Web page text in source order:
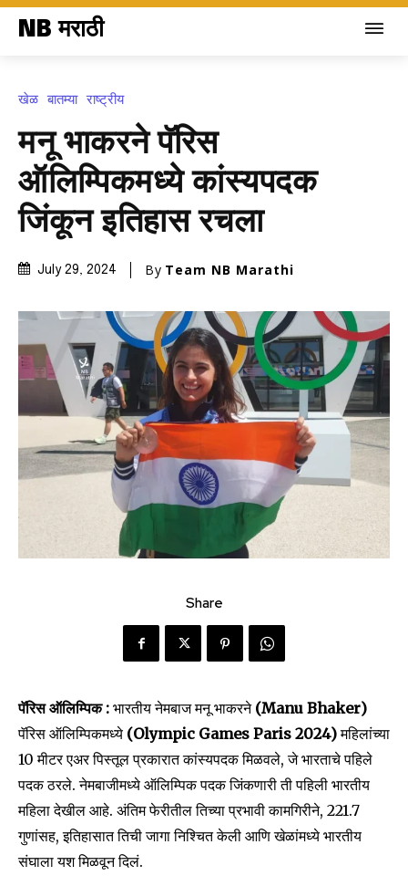
NB मराठी
खेळ बातम्या राष्ट्रीय
मनू भाकरने पॅरिस
ऑलिम्पिकमध्ये कांस्यपदक
जिंकून इतिहास रचला
July 29, 2024 By Team NB Marathi
Share
पॅरिस ऑलिम्पिक : भारतीय नेमबाज मनू भाकरने (Manu Bhaker)
पॅरिस ऑलिम्पिकमध्ये (Olympic Games Paris 2024)महिलांच्या
10 मीटर एअर पिस्तूल प्रकारात कांस्यपदक मिळवले, जे भारताचे पहिले
पदक ठरले. नेमबाजीमध्ये ऑलिम्पिक पदक जिंकणारी ती पहिली भारतीय
महिला देखील आहे. अंतिम फेरीतील तिच्या प्रभावी कामगिरीने, 221.7
गुणांसह, इतिहासात तिची जागा निश्चित केली आणि खेळांमध्ये भारतीय
संघाला यश मिळवून दिलं.